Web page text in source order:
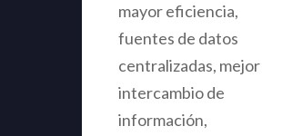
mayor eficiencia,
fuentes de datos
centralizadas, mejor
intercambio de
información,